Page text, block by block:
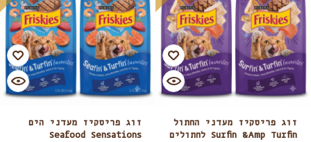
זוג פריסקיז מעדני החתול
Surfin &amp Turfin לחתולים
זוג פריסקיז מעדני הים
Seafood Sensations